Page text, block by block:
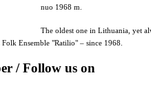
nuo 1968 m.
The oldest one in Lithuania, yet
Ensemble "Ratilio" – since 1968.
/ Follow us on